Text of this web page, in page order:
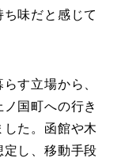
味だと感じて
す立場から、
国町への行き
た。函館や木
し、移動手段